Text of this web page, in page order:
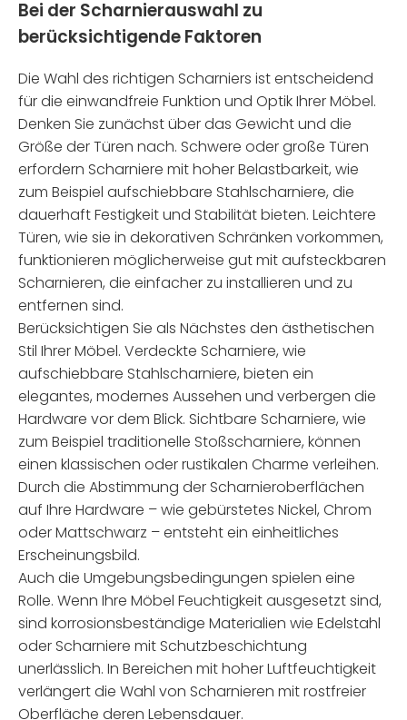
Bei der Scharnierauswahl zu
berücksichtigende Faktoren
Die Wahl des richtigen Scharniers ist entscheidend
für die einwandfreie Funktion und Optik Ihrer Möbel.
Denken Sie zunächst über das Gewicht und die
Größe der Türen nach. Schwere oder große Türen
erfordern Scharniere mit hoher Belastbarkeit, wie
zum Beispiel aufschiebbare Stahlscharniere, die
dauerhaft Festigkeit und Stabilität bieten. Leichtere
Türen, wie sie in dekorativen Schränken vorkommen,
funktionieren möglicherweise gut mit aufsteckbaren
Scharnieren, die einfacher zu installieren und zu
entfernen sind.
Berücksichtigen Sie als Nächstes den ästhetischen
Stil Ihrer Möbel. Verdeckte Scharniere, wie
aufschiebbare Stahlscharniere, bieten ein
elegantes, modernes Aussehen und verbergen die
Hardware vor dem Blick. Sichtbare Scharniere, wie
zum Beispiel traditionelle Stoßscharniere, können
einen klassischen oder rustikalen Charme verleihen.
Durch die Abstimmung der Scharnieroberflächen
auf Ihre Hardware – wie gebürstetes Nickel, Chrom
oder Mattschwarz – entsteht ein einheitliches
Erscheinungsbild.
Auch die Umgebungsbedingungen spielen eine
Rolle. Wenn Ihre Möbel Feuchtigkeit ausgesetzt sind,
sind korrosionsbeständige Materialien wie Edelstahl
oder Scharniere mit Schutzbeschichtung
unerlässlich. In Bereichen mit hoher Luftfeuchtigkeit
verlängert die Wahl von Scharnieren mit rostfreier
Oberfläche deren Lebensdauer.